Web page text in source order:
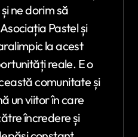
ne dorim să
Pastel și
la acest
reale. E o
comunitate și
un viitor în care
încredere și